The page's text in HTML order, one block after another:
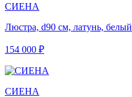
СИЕНА
Люстра, d90 см, латунь, белый
154 000 ₽
СИЕНА